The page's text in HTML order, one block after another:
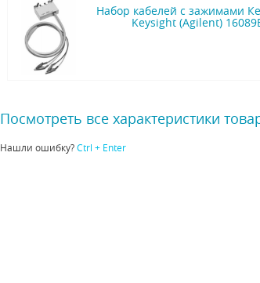
Набор кабелей с зажимами
Keysight (Agilent)
Посмотреть все характеристики
Нашли ошибку?Ctrl + Enter